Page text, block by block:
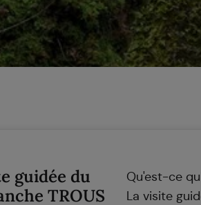
guidée du
TROUS
Qu'est-ce
La visite